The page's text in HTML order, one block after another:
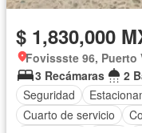
$ 1,830,000
Fovissste 96, Puerto
3 Recámaras
2
Seguridad
Cuarto de servicio